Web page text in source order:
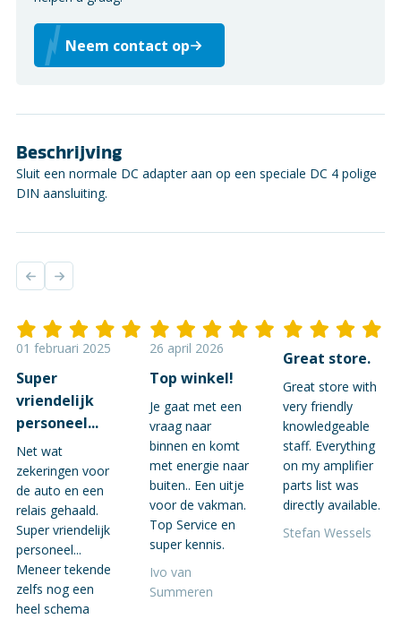
Neem contact op
Beschrijving
Sluit een normale DC adapter aan op een speciale DC 4 polige
DIN aansluiting.
01 februari 2025
Super
vriendelijk
personeel...
Net wat
zekeringen voor
de auto en een
relais gehaald.
Super vriendelijk
personeel...
Meneer tekende
zelfs nog een
heel schema
26 april 2026
Top winkel!
Je gaat met een
vraag naar
binnen en komt
met energie naar
buiten.. Een uitje
voor de vakman.
Top Service en
super kennis.
Ivo van
Summeren
Great store.
Great store with
very friendly
knowledgeable
staff. Everything
on my amplifier
parts list was
directly available.
Stefan Wessels